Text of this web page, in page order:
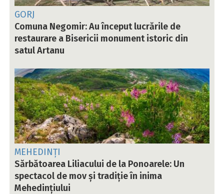
GORJ
Comuna Negomir: Au început lucrările de
restaurare a Bisericii monument istoric din
satul Artanu
MEHEDINȚI
Sărbătoarea Liliacului de la Ponoarele: Un
spectacol de mov și tradiție în inima
Mehedințiului